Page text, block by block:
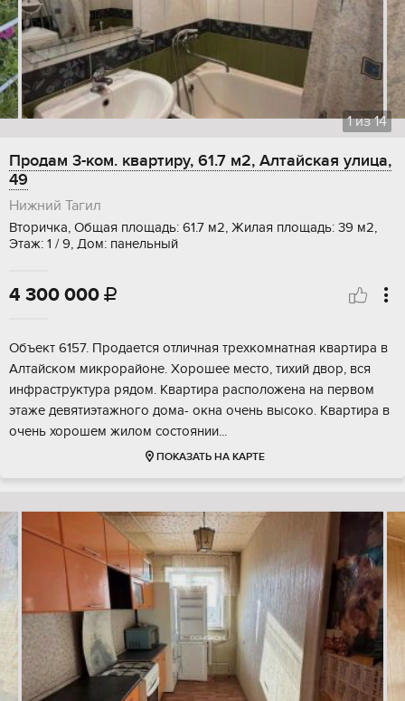
1из14
Продам 3-ком. квартиру, 61.7 м2, Алтайская улица,
49
Нижний Тагил
Вторичка, Общая площадь: 61.7 м2, Жилая площадь: 39 м2,
Этаж: 1 / 9, Дом: панельный
4 300 000 
Объект 6157. Продается отличная трехкомнатная квартира в
Алтайском микрорайоне. Хорошее место, тихий двор, вся
инфраструктура рядом. Квартира расположена на первом
этаже девятиэтажного дома- окна очень высоко. Квартира в
очень хорошем жилом состоянии...
ПОКАЗАТЬ НА КАРТЕ